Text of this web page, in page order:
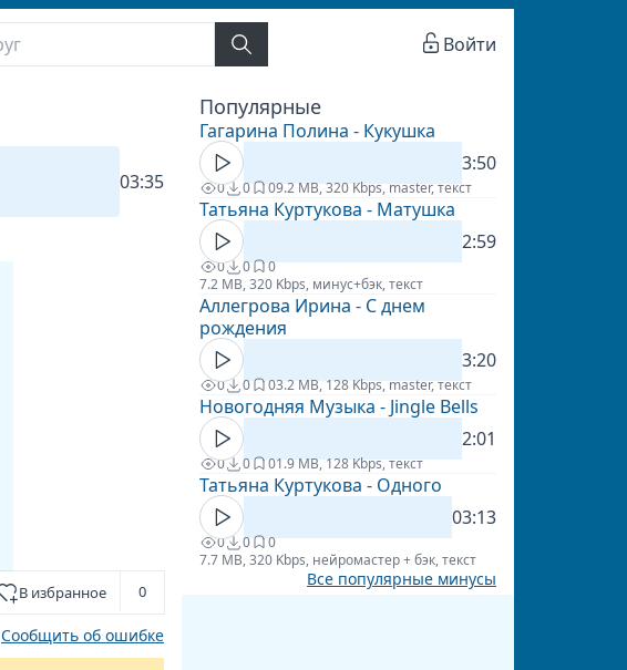
Войти
03:35
В избранное 0
Сообщить об ошибке
Популярные
Гагарина Полина - Кукушка
3:50
0 0 09.2 MB, 320 Kbps, master, текст
Татьяна Куртукова - Матушка
2:59
0 0
0
7.2 MB, 320 Kbps, минус+бэк, текст
Аллегрова Ирина - С днем
рождения
3:20
0 0 03.2 MB, 128 Kbps, master, текст
Новогодняя Музыка - Jingle Bells
2:01
0 0 01.9 MB, 128 Kbps, текст
Татьяна Куртукова - Одного
03:13
0 0
0
7.7 MB, 320 Kbps, нейромастер + бэк, текст
Все популярные минусы